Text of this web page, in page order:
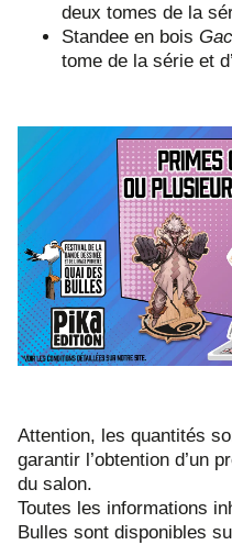
deux tomes de la
Standee en bois
tome de la série et
Attention, les quantités
garantir l’obtention d’un
du salon.
Toutes les informations
Bulles sont disponibles